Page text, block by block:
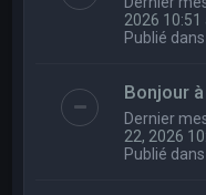
2026 10:51
Publié dans
Bonjour
Dernier
22, 2026
Publié dans